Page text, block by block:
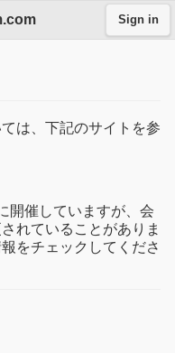
Sign in
は、下記のサイトを参
開催していますが、会
れていることがありま
をチェックしてくださ